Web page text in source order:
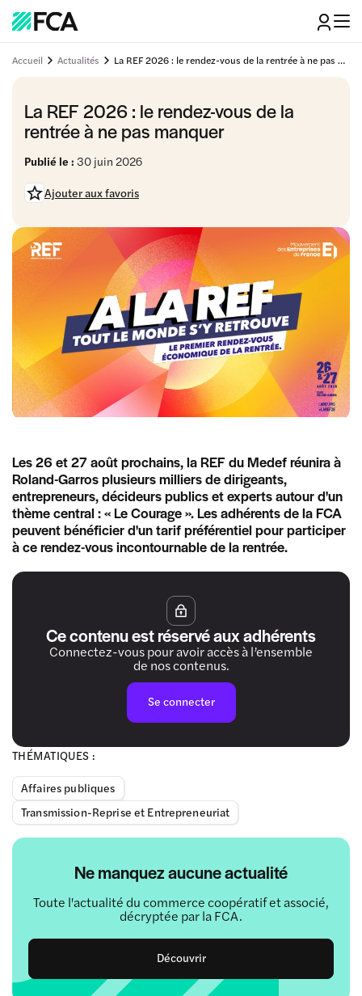
Accueil Actualités La REF 2026 : le rendez-vous de la rentrée à ne pas manquer
La REF 2026 : le rendez-vous de la
rentrée à ne pas manquer
Publié le : 30 juin 2026
Ajouter aux favoris
THÉMATIQUES :
Affaires publiques
Transmission-Reprise et Entrepreneuriat
Ne manquez aucune actualité
Toute l'actualité du commerce coopératif et associé,
décryptée par la FCA.
Découvrir
Les 26 et 27 août prochains, la REF du Medef réunira à
Roland-Garros plusieurs milliers de dirigeants,
entrepreneurs, décideurs publics et experts autour d'un
thème central : « Le Courage ». Les adhérents de la FCA
peuvent bénéficier d'un tarif préférentiel pour participer
à ce rendez-vous incontournable de la rentrée.
Ce contenu est réservé aux adhérents
Connectez-vous pour avoir accès à l’ensemble
de nos contenus.
Se connecter